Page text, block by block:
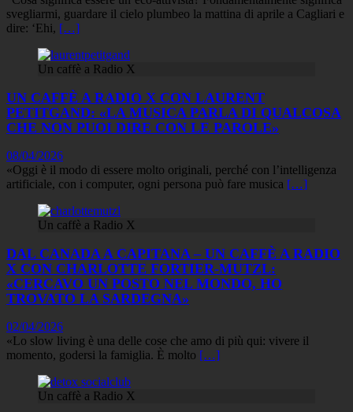
svegliarmi, guardare il cielo plumbeo la mattina di aprile a Cagliari e
dire: ‘Ehi, […]
Un caffè a Radio X
UN CAFFÈ A RADIO X CON LAURENT
PETITGAND: «LA MUSICA PARLA DI QUALCOSA
CHE NON PUOI DIRE CON LE PAROLE»
08/04/2026
«Oggi è il modo di essere molto originali, perché con l’intelligenza
artificiale, con i computer, ogni persona può fare musica […]
Un caffè a Radio X
DAL CANADA A CAPITANA – UN CAFFÈ A RADIO
X CON CHARLOTTE FORTIER-MUTZL:
«CERCAVO UN POSTO NEL MONDO, HO
TROVATO LA SARDEGNA»
02/04/2026
«Lo slow living è una delle cose che amo di più qui: vivere il
momento, godersi la famiglia. È molto […]
Un caffè a Radio X